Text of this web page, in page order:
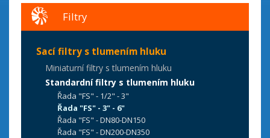
Filtry
Sací filtry s tlumením hluku
Miniaturní filtry s tlumením hluku
Standardní filtry s tlumením hluku
Řada "FS" - 1/2" - 3"
Řada "FS" - 3" - 6"
Řada "FS" - DN80-DN150
Řada "FS" - DN200-DN350